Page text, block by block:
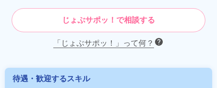
じょぶサポッ！で相談する
「じょぶサポッ！」って何？
待遇・歓迎するスキル